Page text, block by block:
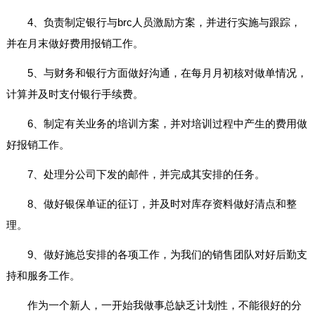
4、负责制定银行与brc人员激励方案，并进行实施与跟踪，
并在月末做好费用报销工作。
5、与财务和银行方面做好沟通，在每月月初核对做单情况，
计算并及时支付银行手续费。
6、制定有关业务的培训方案，并对培训过程中产生的费用做
好报销工作。
7、处理分公司下发的邮件，并完成其安排的任务。
8、做好银保单证的征订，并及时对库存资料做好清点和整
理。
9、做好施总安排的各项工作，为我们的销售团队对好后勤支
持和服务工作。
作为一个新人，一开始我做事总缺乏计划性，不能很好的分